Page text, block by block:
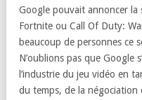
Google pouvait annoncer
Fortnite ou Call Of Duty:
beaucoup de personnes ce
N’oublions pas que Google
l’industrie du jeu vidéo en
du temps, de la